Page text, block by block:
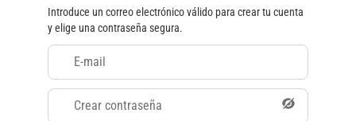
Introduce un correo electrónico válido para crear tu cuenta
y elige una contraseña segura.
E-mail
Crear contraseña